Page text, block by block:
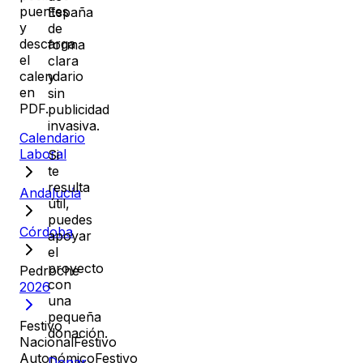
puentes
y
descarga
el
calendario
en
PDF.
Calendario
Laboral
Andalucía
Córdoba
Pedroche
2026
Festivo
NacionalFestivo
AutonómicoFestivo
España
de
forma
clara
y
sin
publicidad
invasiva.
Si
te
resulta
útil,
puedes
apoyar
el
proyecto
con
una
pequeña
donación.